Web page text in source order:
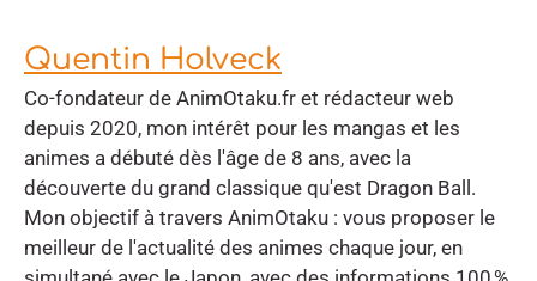
Quentin Holveck
Co-fondateur de AnimOtaku.fr et rédacteur web
depuis 2020, mon intérêt pour les mangas et les
animes a débuté dès l'âge de 8 ans, avec la
découverte du grand classique qu'est Dragon Ball.
Mon objectif à travers AnimOtaku : vous proposer le
meilleur de l'actualité des animes chaque jour, en